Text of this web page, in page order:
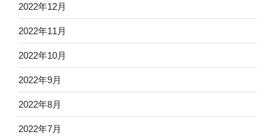
2022年12月
2022年11月
2022年10月
2022年9月
2022年8月
2022年7月